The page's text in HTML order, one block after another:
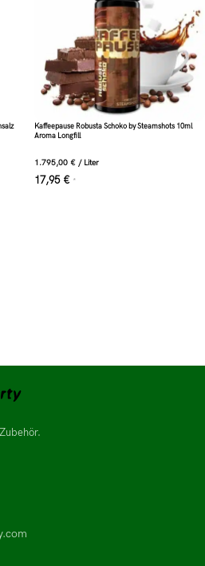
Kaffeepause Robusta Schoko by Steamshots 10ml
Aroma Longfill
1.795,00 € / Liter
17,95 € *